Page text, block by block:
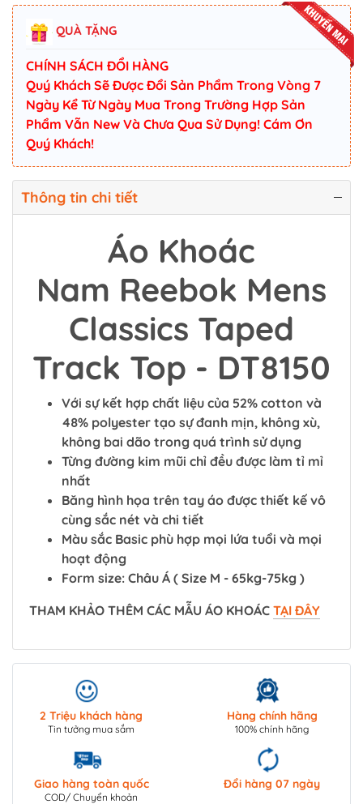
QUÀ TẶNG
CHÍNH SÁCH ĐỔI HÀNG
Quý Khách Sẽ Được Đổi Sản Phẩm Trong Vòng 7
Ngày Kể Từ Ngày Mua Trong Trường Hợp Sản
Phẩm Vẫn New Và Chưa Qua Sử Dụng! Cám Ơn
Quý Khách!
Thông tin chi tiết
Áo Khoác
Nam Reebok Mens
Classics Taped
Track Top - DT8150
Với sự kết hợp chất liệu của 52% cotton và
48% polyester tạo sự đanh mịn, không xù,
không bai dão trong quá trình sử dụng
Từng đường kim mũi chỉ đều được làm tỉ mỉ
nhất
Băng hình họa trên tay áo được thiết kế vô
cùng sắc nét và chi tiết
Màu sắc Basic phù hợp mọi lứa tuổi và mọi
hoạt động
Form size: Châu Á ( Size M - 65kg-75kg )
THAM KHẢO THÊM CÁC MẪU ÁO KHOÁC TẠI ĐÂY
2 Triệu khách hàng
Tin tưởng mua sắm
Hàng chính hãng
100% chính hãng
Giao hàng toàn quốc
COD/ Chuyển khoản
Đổi hàng 07 ngày